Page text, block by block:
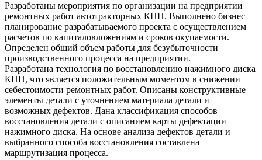
Разработаны мероприятия по организации на предприятии
ремонтных работ автотракторных КПП. Выполнено бизнес
планирование разрабатываемого проекта с осуществлением
расчетов по капиталовложениям и сроков окупаемости.
Определен общий объем работы для безубыточности
производственного процесса на предприятии.
Разработана технология по восстановлению нажимного диска
КПП, что является положительным моментом в снижении
себестоимости ремонтных работ. Описаны конструктивные
элементы детали с уточнением материала детали и
возможных дефектов. Дана классификация способов
восстановления детали с описанием карты дефектации
нажимного диска. На основе анализа дефектов детали и
выбранного способа восстановления составлена
маршрутизация процесса.